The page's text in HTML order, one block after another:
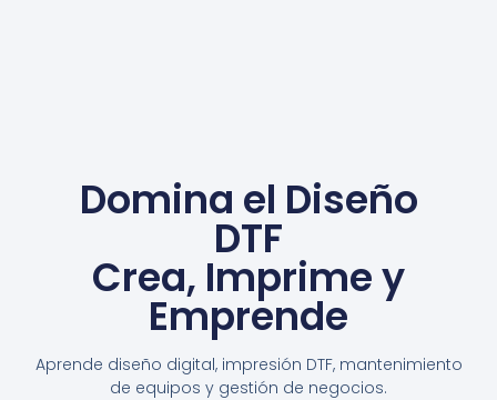
Domina el Diseño
DTF
Crea, Imprime y
Emprende
Aprende diseño digital, impresión DTF, mantenimiento
de equipos y gestión de negocios.